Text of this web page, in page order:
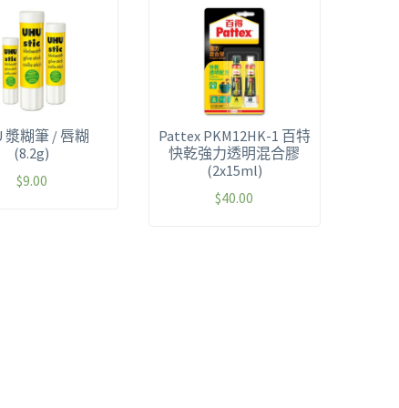
漿糊筆 / 唇糊
(8.2g)
$9.00
Pattex PKM12HK-1 百特
快乾強力透明混合膠
(2x15ml)
$40.00